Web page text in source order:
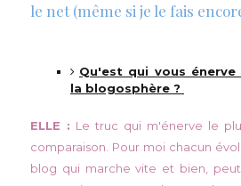
le net (même si je le fais
Qu'est qui vous
la blogosphère ?
ELLE : Le truc qui m'énerve le
comparaison. Pour moi chacun
blog qui marche vite et bien,